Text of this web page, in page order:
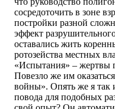
сосредоточить в зоне
постройки разной
эффект
оставались жить
ротозейства местных
«Испытания» – жертвы
Повезло же им
войны». Опять же я так
повода для подобных